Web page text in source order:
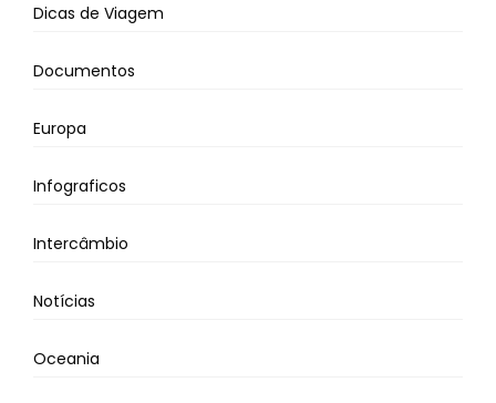
Dicas de Viagem
Documentos
Europa
Infograficos
Intercâmbio
Notícias
Oceania